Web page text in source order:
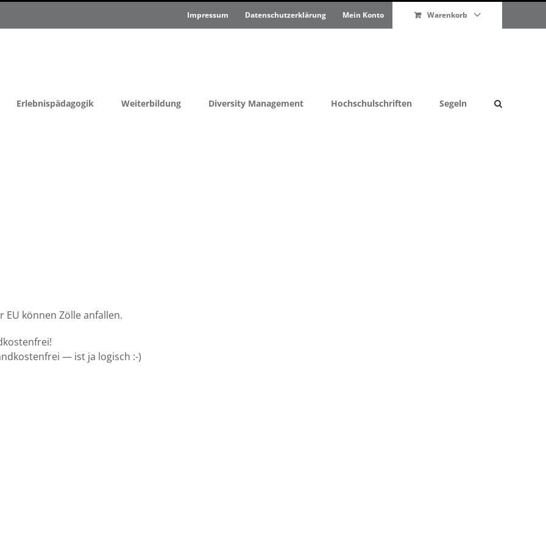
Impressum Datenschutzerklärung Mein Konto Warenkorb
Erlebnispädagogik Weiterbildung Diversity Management Hochschulschriften Segeln
EU kön­nen Zölle anfallen.
— ist ja logisch :-)